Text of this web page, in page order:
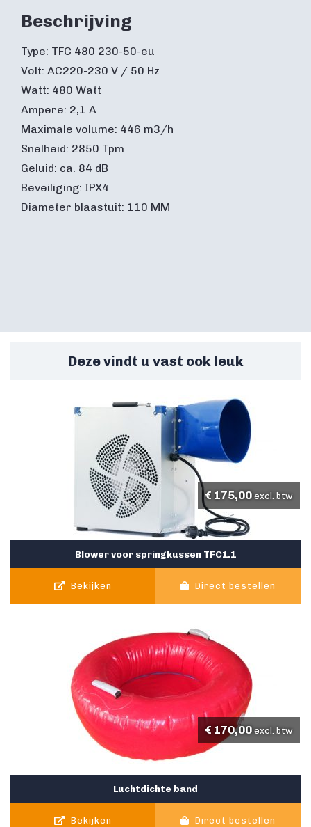
Beschrijving
Type: TFC 480 230-50-eu
Volt: AC220-230 V / 50 Hz
Watt: 480 Watt
Ampere: 2,1 A
Maximale volume: 446 m3/h
Snelheid: 2850 Tpm
Geluid: ca. 84 dB
Beveiliging: IPX4
Diameter blaastuit: 110 MM
Deze vindt u vast ook leuk
Blower voor springkussen TFC1.1
€ 175,00 excl. btw
Bekijken Direct bestellen
Luchtdichte band
€ 170,00 excl. btw
Bekijken Direct bestellen